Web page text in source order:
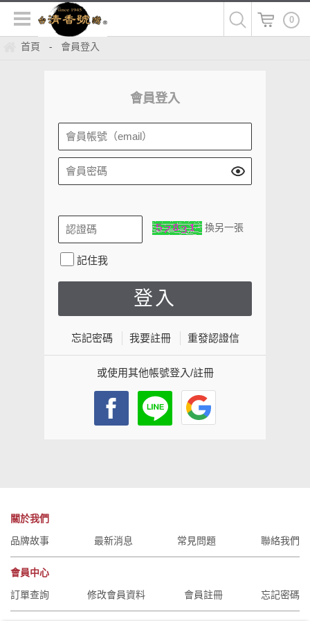
0
首頁 - 會員登入
會員登入
換另一張
記住我
忘記密碼 我要註冊 重發認證信
或使用其他帳號登入/註冊
關於我們
品牌故事
最新消息 常見問題 聯絡我們
會員中心
訂單查詢
修改會員資料 會員註冊 忘記密碼